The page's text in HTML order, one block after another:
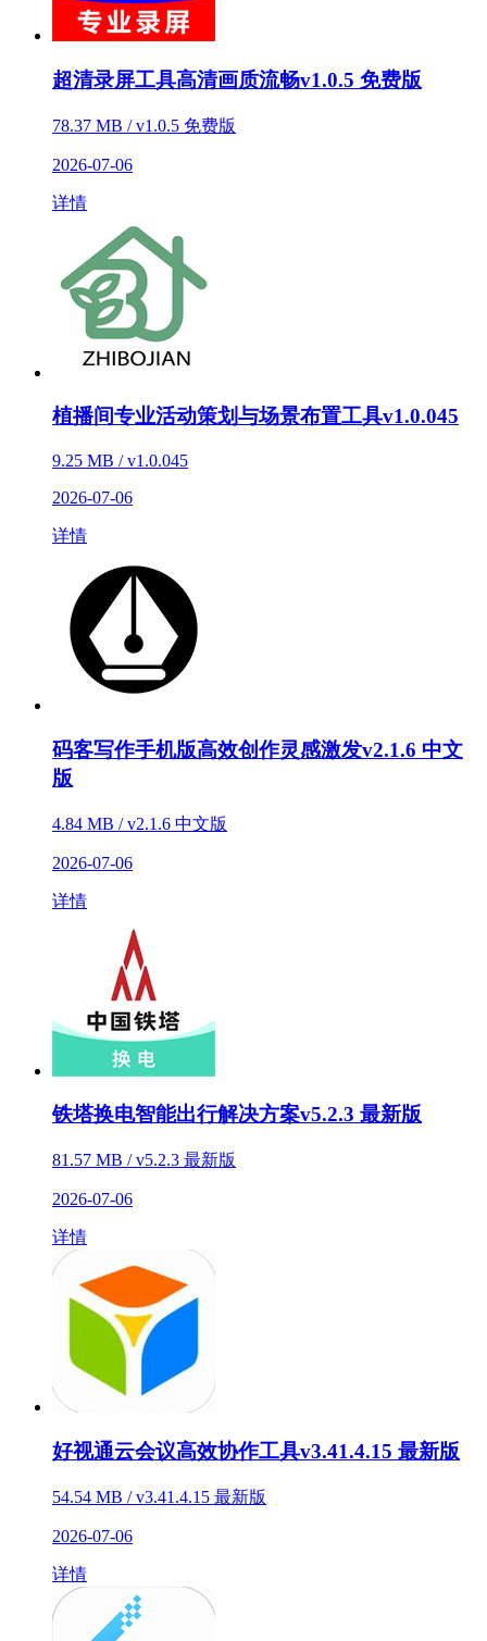
超清录屏工具高清画质流畅v1.0.5 免费版
78.37 MB / v1.0.5 免费版
2026-07-06
详情
植播间专业活动策划与场景布置工具v1.0.045
9.25 MB / v1.0.045
2026-07-06
详情
码客写作手机版高效创作灵感激发v2.1.6 中文
版
4.84 MB / v2.1.6 中文版
2026-07-06
详情
铁塔换电智能出行解决方案v5.2.3 最新版
81.57 MB / v5.2.3 最新版
2026-07-06
详情
好视通云会议高效协作工具v3.41.4.15 最新版
54.54 MB / v3.41.4.15 最新版
2026-07-06
详情